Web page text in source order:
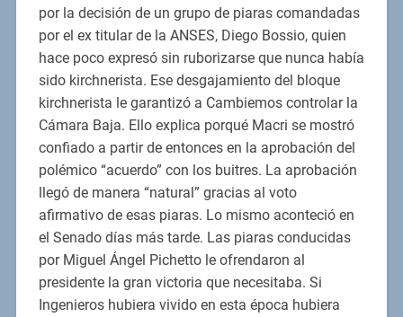
por la decisión de un grupo de piaras comandadas
por el ex titular de la ANSES, Diego Bossio, quien
hace poco expresó sin ruborizarse que nunca había
sido kirchnerista. Ese desgajamiento del bloque
kirchnerista le garantizó a Cambiemos controlar la
Cámara Baja. Ello explica porqué Macri se mostró
confiado a partir de entonces en la aprobación del
polémico “acuerdo” con los buitres. La aprobación
llegó de manera “natural” gracias al voto
afirmativo de esas piaras. Lo mismo aconteció en
el Senado días más tarde. Las piaras conducidas
por Miguel Ángel Pichetto le ofrendaron al
presidente la gran victoria que necesitaba. Si
Ingenieros hubiera vivido en esta época hubiera